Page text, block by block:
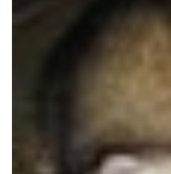
JAK NÁM POMOCI - POMÁHAJÍ NÁM :-)